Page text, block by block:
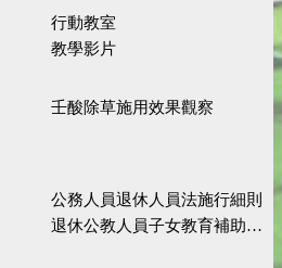
行動教室
教學影片
壬酸除草施用效果觀察
公務人員退休人員法施行細則
退休公教人員子女教育補助規定